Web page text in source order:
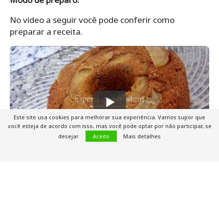
No vídeo a seguir você pode conferir como
preparar a receita.
Este site usa cookies para melhorar sua experiência. Vamos supor que
você esteja de acordo com isso, mas você pode optar por não participar, se
desejar.
Aceito Mais detalhes